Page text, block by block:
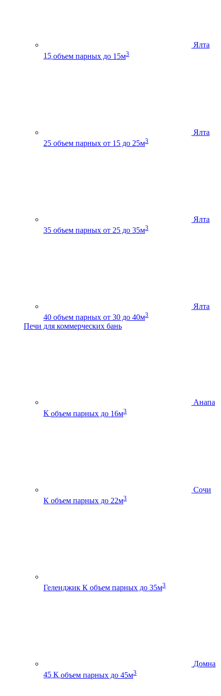
Ялта
15 объем парных до 15м3
Ялта
25 объем парных от 15 до 25м3
Ялта
35 объем парных от 25 до 35м3
Ялта
40 объем парных от 30 до 40м3
Печи для коммерческих бань
Анапа
К объем парных до 16м3
Сочи
К объем парных до 22м3
Геленджик К объем парных до 35м3
Домна
45 К объем парных до 45м3